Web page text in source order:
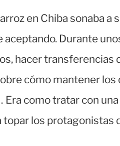
en Chiba sonaba a
aceptando. Durante
hacer transferencias
cómo mantener los
como tratar con
topar los protagonistas